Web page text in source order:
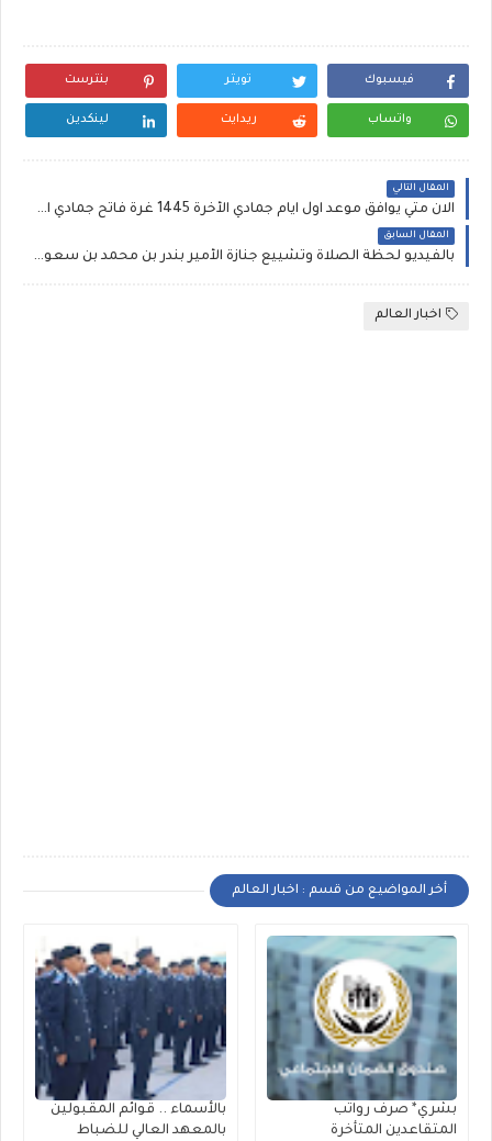
فيسبوك تويتر بنترست
واتساب ريدايت لينكدين
المقال التالي
الان متي يوافق موعد اول ايام جمادي الأخرة 1445 غرة فاتح جمادي الأخرة لعام 2023 في مصر المغرب الجزائر دار الإفتاء المصرية في اي يوم ومتي سيكون
المقال السابق
بالفيديو لحظة الصلاة وتشييع جنازة الأمير بندر بن محمد بن سعود اليوم من هو الأمير بندر بن محمد بن سعود الكبير آل سعود ويكيبيديا
اخبار العالم
أخر المواضيع من قسم : اخبار العالم
بشري* صرف رواتب
المتقاعدين المتأخرة
بالأسماء .. قوائم المقبولين
بالمعهد العالي للضباط